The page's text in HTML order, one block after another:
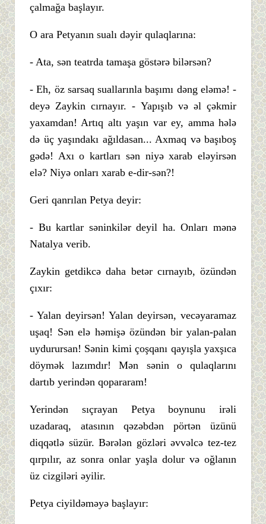
çalmağa başlayır.
O ara Petyanın sualı dəyir qulaqlarına:
- Ata, sən teatrda tamaşa göstərə bilərsən?
- Eh, öz sarsaq suallarınla başımı dəng eləmə! -
deyə Zaykin cırnayır. - Yapışıb və əl çəkmir
yaxamdan! Artıq altı yaşın var ey, amma hələ
də üç yaşındakı ağıldasan... Axmaq və başıboş
gədə! Axı o kartları sən niyə xarab eləyirsən
elə? Niyə onları xarab e-dir-sən?!
Geri qanrılan Petya deyir:
- Bu kartlar səninkilər deyil ha. Onları mənə
Natalya verib.
Zaykin getdikcə daha betər cırnayıb, özündən
çıxır:
- Yalan deyirsən! Yalan deyirsən, vecəyaramaz
uşaq! Sən elə həmişə özündən bir yalan-palan
uydurursan! Sənin kimi çoşqanı qayışla yaxşıca
döymək lazımdır! Mən sənin o qulaqlarını
dartıb yerindən qopararam!
Yerindən sıçrayan Petya boynunu irəli
uzadaraq, atasının qəzəbdən pörtən üzünü
diqqətlə süzür. Bərələn gözləri əvvəlcə tez-tez
qırpılır, az sonra onlar yaşla dolur və oğlanın
üz cizgiləri əyilir.
Petya ciyildəməyə başlayır: